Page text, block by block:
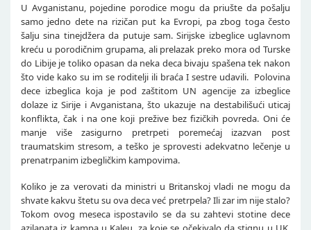
U Avganistanu, pojedine porodice mogu da priušte da pošalju
samo jedno dete na rizičan put ka Evropi, pa zbog toga često
šalju sina tinejdžera da putuje sam. Sirijske izbeglice uglavnom
kreću u porodičnim grupama, ali prelazak preko mora od Turske
do Libije je toliko opasan da neka deca bivaju spašena tek nakon
što vide kako su im se roditelji ili braća I sestre udavili. Polovina
dece izbeglica koja je pod zaštitom UN agencije za izbeglice
dolaze iz Sirije i Avganistana, što ukazuje na destabilišući uticaj
konflikta, čak i na one koji prežive bez fizičkih povreda. Oni će
manje više zasigurno pretrpeti poremećaj izazvan post
traumatskim stresom, a teško je sprovesti adekvatno lečenje u
prenatrpanim izbegličkim kampovima.
Koliko je za verovati da ministri u Britanskoj vladi ne mogu da
shvate kakvu štetu su ova deca već pretrpela? Ili zar im nije stalo?
Tokom ovog meseca ispostavilo se da su zahtevi stotine dece